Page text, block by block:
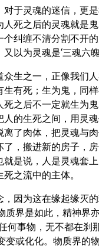
对于灵魂的迷信，更
人死之后的灵魂就是
个纠缠不清分割不开
以为灵魂是‘三魂六魄
生之一，正像我们
生有死；生为鬼，同
死之后不一定就生为
人的生死之间，用灵
离了肉体，把灵魂与
了，搬进新的房子，
是说，人是灵魂套
之流中的主体。
因为这在缘起缘灭
质界是如此，精神界
何事物，无不都在刹
变或化化。物质界的